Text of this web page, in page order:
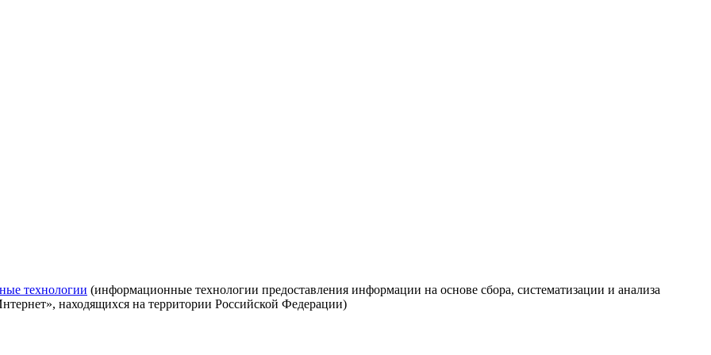
технологии (информационные технологии предоставления информации на основе сбора, систематизации и анализа
находящихся на территории Российской Федерации)